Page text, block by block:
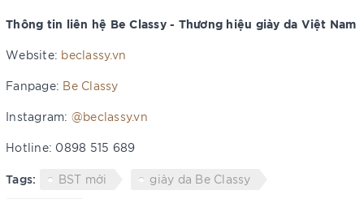
Thông tin liên hệ Be Classy - Thương hiệu giày da Việt Nam
Website: beclassy.vn
Fanpage: Be Classy
Instagram: @beclassy.vn
Hotline: 0898 515 689
Tags: BST mới
giày da Be Classy